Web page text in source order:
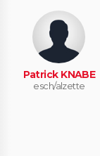
Patrick KNABE
esch/alzette